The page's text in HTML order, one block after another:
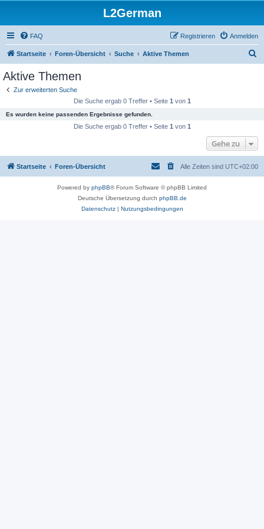
L2German
FAQ Anmelden
Registrieren
Startseite Foren-Übersicht Suche Aktive Themen
Aktive Themen
Zur erweiterten Suche
Die Suche ergab 0 Treffer • Seite 1 von 1
Es wurden keine passenden Ergebnisse gefunden.
Die Suche ergab 0 Treffer • Seite 1 von 1
Gehe zu
Startseite Foren-Übersicht Alle Zeiten sind UTC+02:00
Powered by phpBB® Forum Software © phpBB Limited
Deutsche Übersetzung durch phpBB.de
Datenschutz| Nutzungsbedingungen